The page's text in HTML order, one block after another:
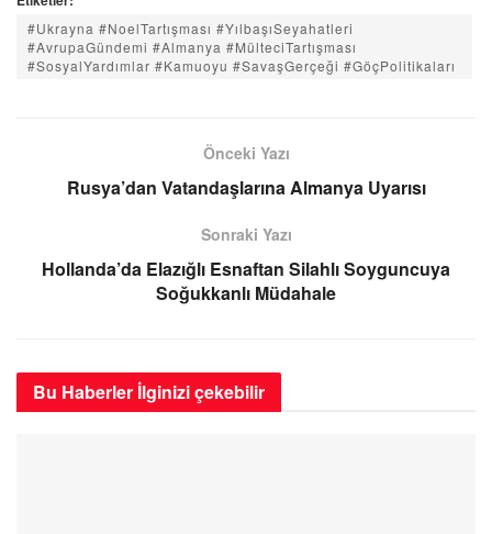
#Ukrayna #NoelTartışması #YılbaşıSeyahatleri
#AvrupaGündemi #Almanya #MülteciTartışması
#SosyalYardımlar #Kamuoyu #SavaşGerçeği #GöçPolitikaları
Önceki Yazı
Rusya’dan Vatandaşlarına Almanya Uyarısı
Sonraki Yazı
Hollanda’da Elazığlı Esnaftan Silahlı Soyguncuya
Soğukkanlı Müdahale
Bu Haberler İlginizi çekebilir